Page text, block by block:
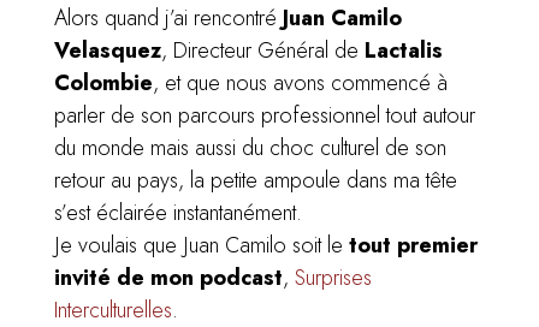
Alors quand j’ai rencontré Juan Camilo
Velasquez, Directeur Général de Lactalis
Colombie, et que nous avons commencé à
parler de son parcours professionnel tout autour
du monde mais aussi du choc culturel de son
retour au pays, la petite ampoule dans ma tête
s’est éclairée instantanément.
Je voulais que Juan Camilo soit le tout premier
invité de mon podcast, Surprises
Interculturelles.